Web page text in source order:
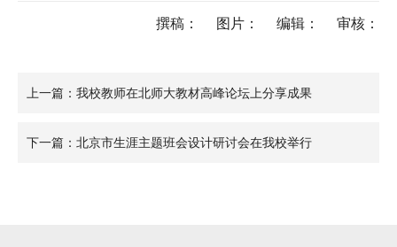
撰稿： 图片： 编辑： 审核：
上一篇：我校教师在北师大教材高峰论坛上分享成果
下一篇：北京市生涯主题班会设计研讨会在我校举行